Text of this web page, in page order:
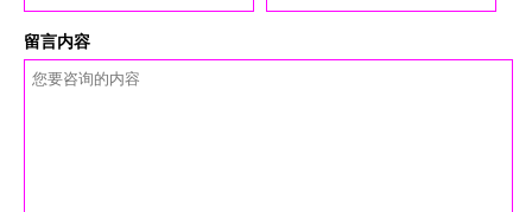
留言内容